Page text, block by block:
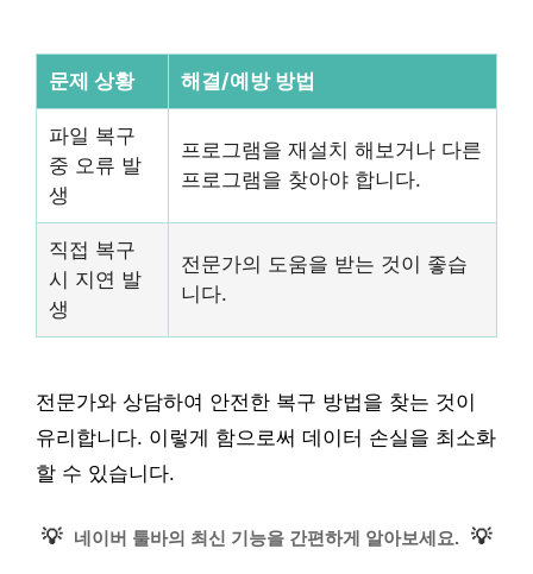
문제 상황 해결/예방 방법
파일 복구
중 오류 발
생
프로그램을 재설치 해보거나 다른
프로그램을 찾아야 합니다.
직접 복구
시 지연 발
생
전문가의 도움을 받는 것이 좋습
니다.
전문가와 상담하여 안전한 복구 방법을 찾는 것이
유리합니다. 이렇게 함으로써 데이터 손실을 최소화
할 수 있습니다.
💡 네이버 툴바의 최신 기능을 간편하게 알아보세요. 💡